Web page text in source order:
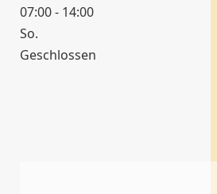
07:00 - 14:00
So.
Geschlossen